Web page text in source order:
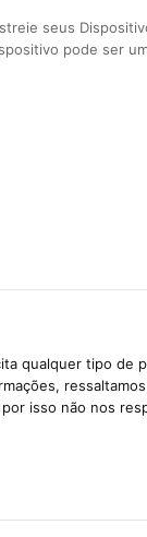
seus
pode ser
qualquer tipo de
isso não nos